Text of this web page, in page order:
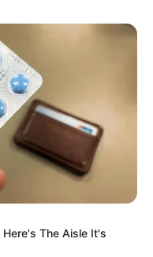
The Aisle It's